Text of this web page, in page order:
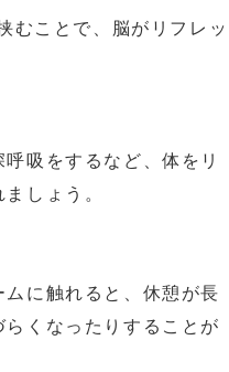
むことで、脳がリフレッ
吸をするなど、体をリ
しょう。
に触れると、休憩が長
くなったりすることが